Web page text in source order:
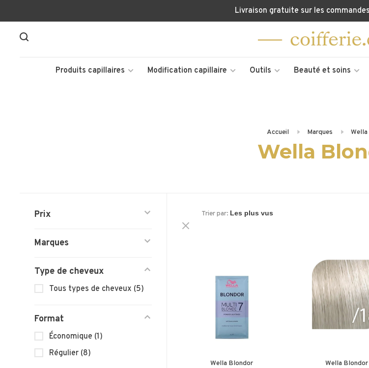
Livraison gratuite sur les
Produits capillaires Modification capillaire Outils Beauté et soins
Accueil Marques
Wella
Prix
Marques
Type de cheveux
Tous types de cheveux (5)
Format
Économique (1)
Régulier (8)
Trier par:
Wella Blondor Wella Blondor